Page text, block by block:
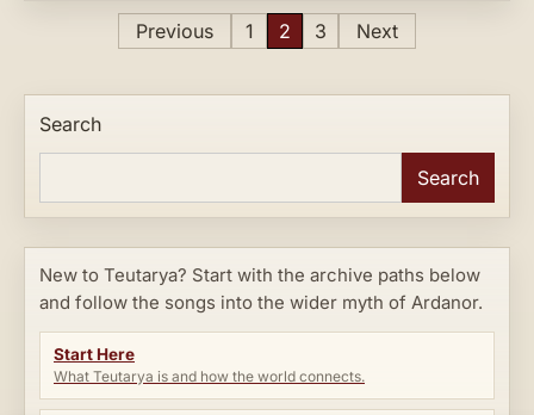
Previous 1 2 3 Next
Search
Search
New to Teutarya? Start with the archive paths below
and follow the songs into the wider myth of Ardanor.
Start Here
What Teutarya is and how the world connects.